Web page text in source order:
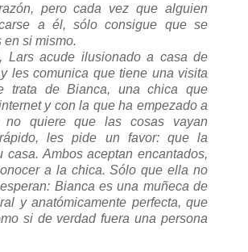
pero cada vez que alguien
a él, sólo consigue que se
en si mismo.
Lars acude ilusionado a casa de
les comunica que tiene una visita
trata de Bianca, una chica que
y con la que ha empezado a
no quiere que las cosas vayan
les pide un favor: que la
casa. Ambos aceptan encantados,
a la chica. Sólo que ella no
Bianca es una muñeca de
y anatómicamente perfecta, que
si de verdad fuera una persona